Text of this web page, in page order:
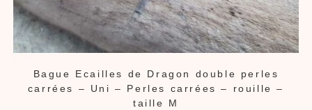
Bague Ecailles de Dragon double perles
carrées – Uni – Perles carrées – rouille –
taille M